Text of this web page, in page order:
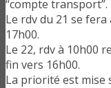
“compte transport”.
Le rdv du 21 se
17h00.
Le 22, rdv à 10h00
fin vers 16h00.
La priorité est mise